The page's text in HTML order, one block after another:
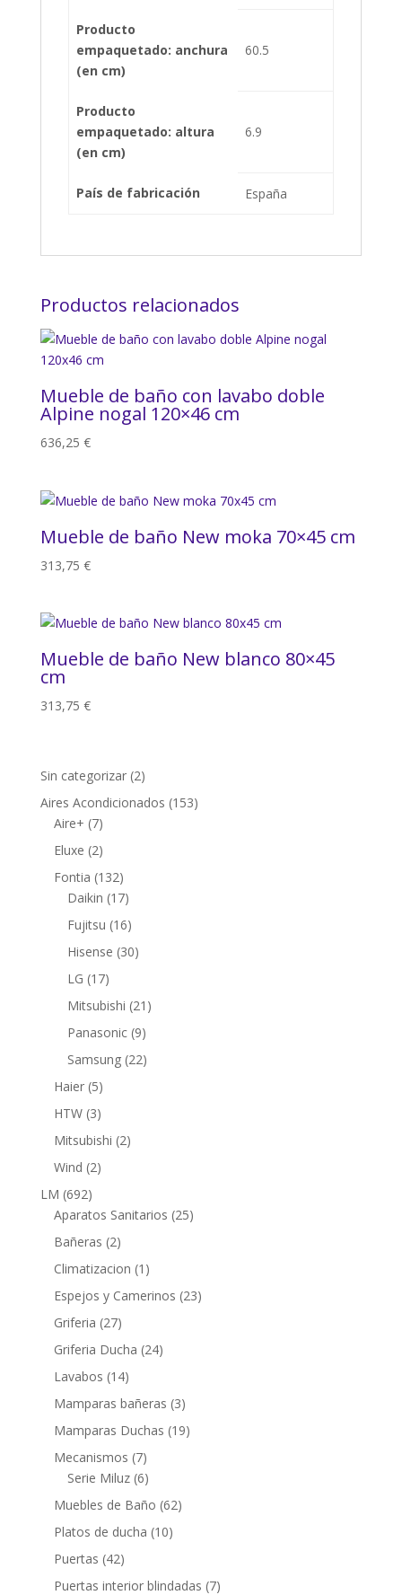
Producto
empaquetado: anchura
(en cm)
60.5
Producto
empaquetado: altura
(en cm)
6.9
País de fabricación España
Productos relacionados
Mueble de baño con lavabo doble
Alpine nogal 120×46 cm
636,25 €
Mueble de baño New moka 70×45 cm
313,75 €
Mueble de baño New blanco 80×45
cm
313,75 €
Sin categorizar 22
productos
Aires Acondicionados 153153
Aire+ 77
productos
Eluxe 22
productos
Fontia 132132
productos
Daikin 1717
productos
Fujitsu 1616
productos
Hisense 3030
LG 1717
productos
Mitsubishi 21 21
Panasonic 99
productos
Samsung 2222
Haier 55
productos
HTW 33
productos
Mitsubishi 22
Wind 22
LM 692692
productos
Aparatos Sanitarios 2525
Bañeras 22
productos
Climatizacion 1 1
producto
Espejos y Camerinos 2323
Griferia 2727
productos
Griferia Ducha 2424
Lavabos 1414
productos
Mamparas bañeras 33
productos
Mamparas Duchas 1919
Mecanismos 77
productos
Serie Miluz 66
productos
Muebles de Baño 6262
Platos de ducha 1010
Puertas 4242
productos
Puertas interior blindadas 77